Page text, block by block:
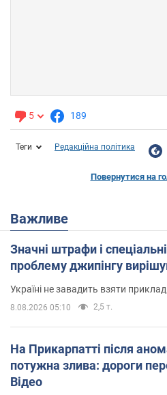
5 189
Теги Редакційна політика
Повернутися на
Важливе
Значні штрафи і
проблему джипінгу
Україні не завадить взяти
8.08.2026 05:10 2,5 т.
На Прикарпатті після
потужна злива: дороги
Відео